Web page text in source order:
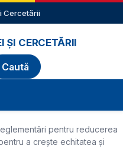
Cercetării
ȘI CERCETĂRII
pentru reducerea
a crește echitatea și